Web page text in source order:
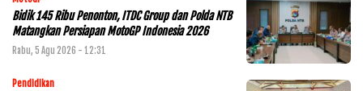
Bidik 145 Ribu Penonton, ITDC Group dan Polda NTB
Matangkan Persiapan MotoGP Indonesia 2026
Rabu, 5 Agu 2026 - 12:31
Pendidikan